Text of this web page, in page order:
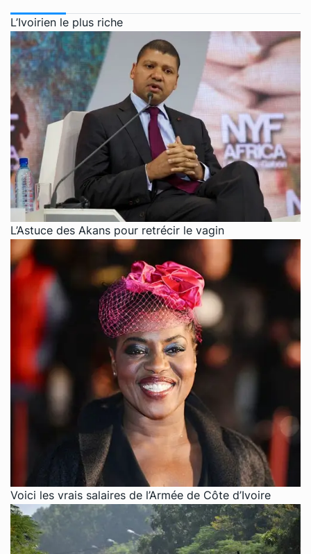
L’Ivoirien le plus riche
L’Astuce des Akans pour retrécir le vagin
Voici les vrais salaires de l’Armée de Côte d’Ivoire